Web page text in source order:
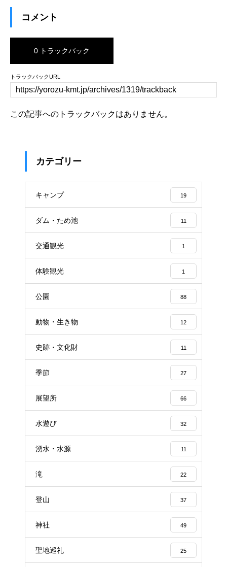
コメント
0 トラックバック
トラックバックURL
この記事へのトラックバックはありません。
カテゴリー
キャンプ 19
ダム・ため池 11
交通観光 1
体験観光 1
公園 88
動物・生き物 12
史跡・文化財 11
季節 27
展望所 66
水遊び 32
湧水・水源 11
滝 22
登山 37
神社 49
聖地巡礼 25